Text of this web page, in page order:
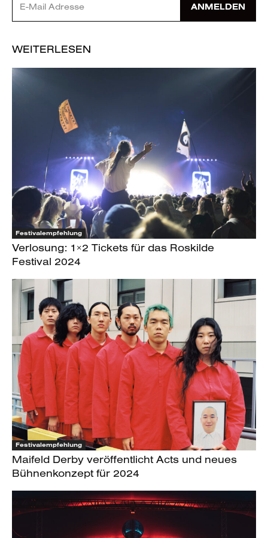
ANMELDEN
WEITERLESEN
Festivalempfehlung
Verlosung: 1×2 Tickets für das Roskilde
Festival 2024
Festivalempfehlung
Maifeld Derby veröffentlicht Acts und neues
Bühnenkonzept für 2024